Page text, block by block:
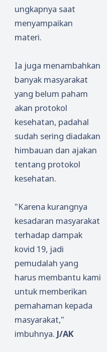
ungkapnya saat
menyampaikan
materi.
Ia juga menambahkan
banyak masyarakat
yang belum paham
akan protokol
kesehatan, padahal
sudah sering diadakan
himbauan dan ajakan
tentang protokol
kesehatan.
"Karena kurangnya
kesadaran masyarakat
terhadap dampak
kovid 19, jadi
pemudalah yang
harus membantu kami
untuk memberikan
pemahaman kepada
masyarakat,"
imbuhnya. J/AK